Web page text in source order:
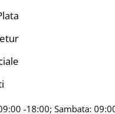
-18:00; Sambata: